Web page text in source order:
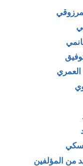
من المؤلفين